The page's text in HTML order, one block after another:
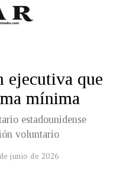
ejecutiva que
mínima
estadounidense
voluntario
junio de 2026